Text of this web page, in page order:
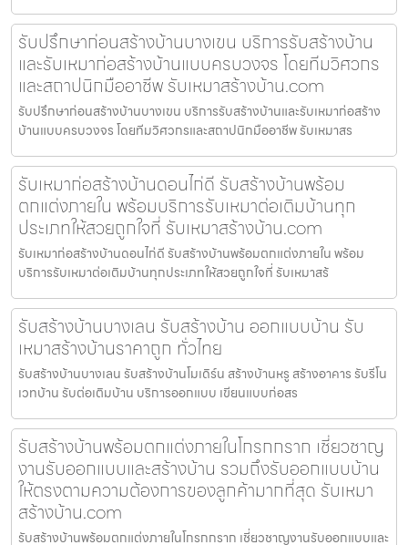
รับปรึกษาก่อนสร้างบ้านบางเขน บริการรับสร้างบ้าน
และรับเหมาก่อสร้างบ้านแบบครบวงจร โดยทีมวิศวกร
และสถาปนิกมืออาชีพ รับเหมาสร้างบ้าน.com
รับปรึกษาก่อนสร้างบ้านบางเขน บริการรับสร้างบ้านและรับเหมาก่อสร้าง
บ้านแบบครบวงจร โดยทีมวิศวกรและสถาปนิกมืออาชีพ รับเหมาสร
รับเหมาก่อสร้างบ้านดอนไก่ดี รับสร้างบ้านพร้อม
ตกแต่งภายใน พร้อมบริการรับเหมาต่อเติมบ้านทุก
ประเภทให้สวยถูกใจที่ รับเหมาสร้างบ้าน.com
รับเหมาก่อสร้างบ้านดอนไก่ดี รับสร้างบ้านพร้อมตกแต่งภายใน พร้อม
บริการรับเหมาต่อเติมบ้านทุกประเภทให้สวยถูกใจที่ รับเหมาสร้
รับสร้างบ้านบางเลน รับสร้างบ้าน ออกแบบบ้าน รับ
เหมาสร้างบ้านราคาถูก ทั่วไทย
รับสร้างบ้านบางเลน รับสร้างบ้านโมเดิร์น สร้างบ้านหรู สร้างอาคาร รับรีโน
เวทบ้าน รับต่อเติมบ้าน บริการออกแบบ เขียนแบบก่อสร
รับสร้างบ้านพร้อมตกแต่งภายในโกรกกราก เชี่ยวชาญ
งานรับออกแบบและสร้างบ้าน รวมถึงรับออกแบบบ้าน
ให้ตรงตามความต้องการของลูกค้ามากที่สุด รับเหมา
สร้างบ้าน.com
รับสร้างบ้านพร้อมตกแต่งภายในโกรกกราก เชี่ยวชาญงานรับออกแบบและ